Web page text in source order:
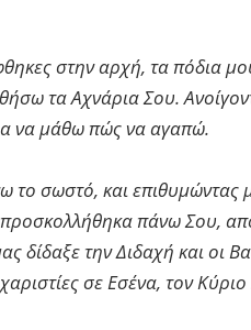
στην αρχή, τα πόδια
τα Αχνάρια Σου.
να μάθω πώς να αγαπώ.
το σωστό, και
πάνω Σου,
δίδαξε την Διδαχή και οι
σε Εσένα, τον Κύριο